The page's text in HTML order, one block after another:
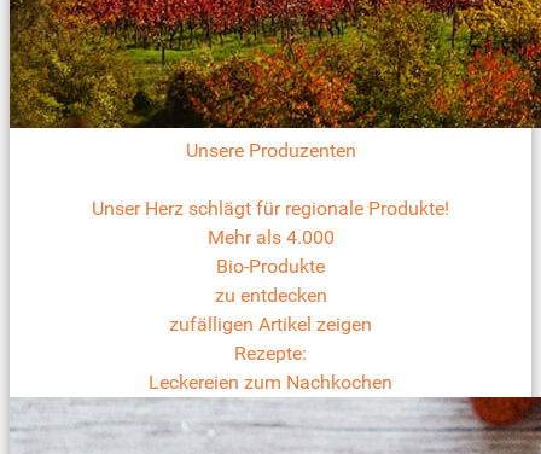
Unsere Produzenten
Unser Herz schlägt für regionale Produkte!
Mehr als 4.000
Bio-Produkte
zu entdecken
zufälligen Artikel zeigen
Rezepte:
Leckereien zum Nachkochen